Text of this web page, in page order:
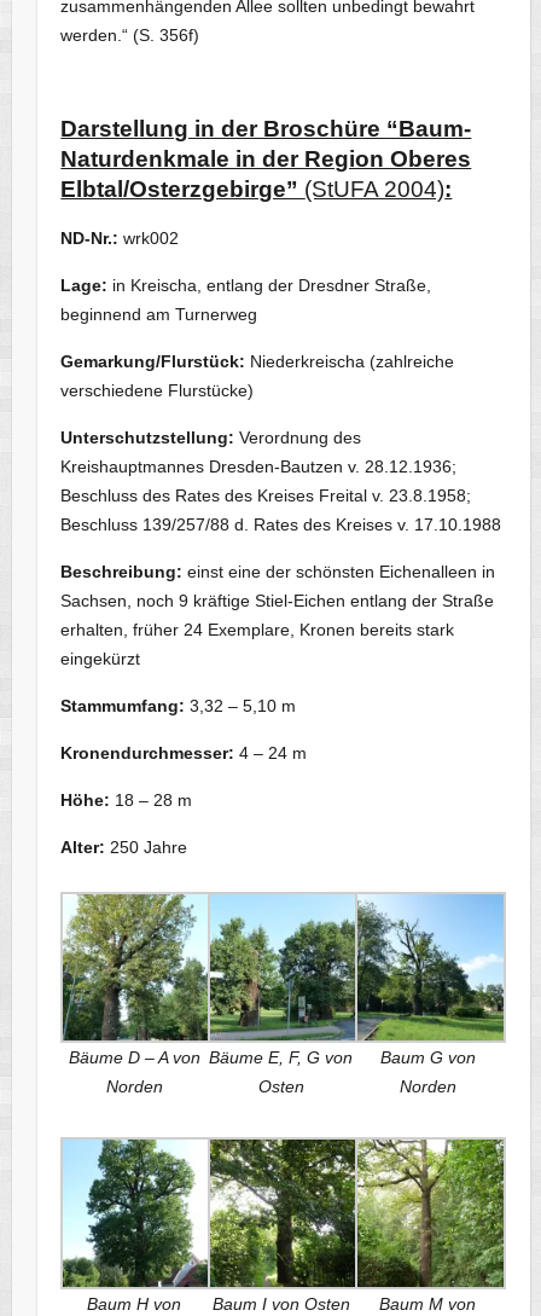
zusammenhängenden Allee sollten unbedingt bewahrt
werden.“ (S. 356f)
Darstellung in der Broschüre “Baum-
Naturdenkmale in der Region Oberes
Elbtal/Osterzgebirge” (StUFA 2004):
ND-Nr.: wrk002
Lage: in Kreischa, entlang der Dresdner Straße,
beginnend am Turnerweg
Gemarkung/Flurstück: Niederkreischa (zahlreiche
verschiedene Flurstücke)
Unterschutzstellung: Verordnung des
Kreishauptmannes Dresden-Bautzen v. 28.12.1936;
Beschluss des Rates des Kreises Freital v. 23.8.1958;
Beschluss 139/257/88 d. Rates des Kreises v. 17.10.1988
Beschreibung: einst eine der schönsten Eichenalleen in
Sachsen, noch 9 kräftige Stiel-Eichen entlang der Straße
erhalten, früher 24 Exemplare, Kronen bereits stark
eingekürzt
Stammumfang: 3,32 – 5,10 m
Kronendurchmesser: 4 – 24 m
Höhe: 18 – 28 m
Alter: 250 Jahre
Bäume D – A von
Norden
Bäume E, F, G von
Osten
Baum G von
Norden
Baum H von Baum I von Osten Baum M von